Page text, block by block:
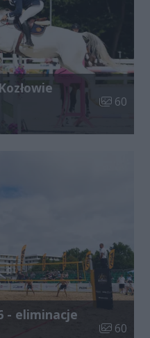
Liczba
60
- eliminacje
Liczba
60